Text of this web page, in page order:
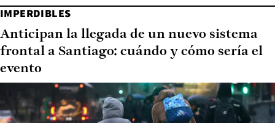
IMPERDIBLES
Anticipan la llegada de un nuevo sistema
frontal a Santiago: cuándo y cómo sería el
evento